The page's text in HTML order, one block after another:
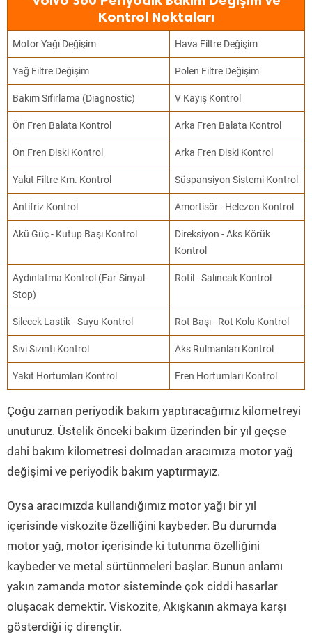
Kontrol Noktaları
Motor Yağı Değişim Hava Filtre Değişim
Yağ Filtre Değişim Polen Filtre Değişim
Bakım Sıfırlama (Diagnostic) V Kayış Kontrol
Ön Fren Balata Kontrol Arka Fren Balata Kontrol
Ön Fren Diski Kontrol Arka Fren Diski Kontrol
Yakıt Filtre Km. Kontrol Süspansiyon Sistemi Kontrol
Antifriz Kontrol Amortisör - Helezon Kontrol
Akü Güç - Kutup Başı Kontrol
Direksiyon - Aks Körük
Kontrol
Aydınlatma Kontrol (Far-Sinyal-
Stop)
Rotil - Salıncak Kontrol
Silecek Lastik - Suyu Kontrol Rot Başı - Rot Kolu Kontrol
Sıvı Sızıntı Kontrol Aks Rulmanları Kontrol
Yakıt Hortumları Kontrol Fren Hortumları Kontrol
Çoğu zaman periyodik bakım yaptıracağımız kilometreyi
unuturuz. Üstelik önceki bakım üzerinden bir yıl geçse
dahi bakım kilometresi dolmadan aracımıza motor yağ
değişimi ve periyodik bakım yaptırmayız.
Oysa aracımızda kullandığımız motor yağı bir yıl
içerisinde viskozite özelliğini kaybeder. Bu durumda
motor yağ, motor içerisinde ki tutunma özelliğini
kaybeder ve metal sürtünmeleri başlar. Bunun anlamı
yakın zamanda motor sisteminde çok ciddi hasarlar
oluşacak demektir. Viskozite, Akışkanın akmaya karşı
gösterdiği iç dirençtir.